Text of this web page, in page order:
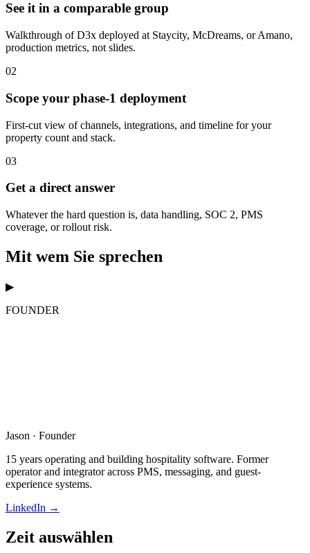
See it in a comparable group
Walkthrough of D3x deployed at Staycity, McDreams, or Amano,
production metrics, not slides.
02
Scope your phase-1 deployment
First-cut view of channels, integrations, and timeline for your
property count and stack.
03
Get a direct answer
Whatever the hard question is, data handling, SOC 2, PMS
coverage, or rollout risk.
Mit wem Sie sprechen
▶
FOUNDER
Jason · Founder
15 years operating and building hospitality software. Former
operator and integrator across PMS, messaging, and guest-
experience systems.
LinkedIn →
Zeit auswählen